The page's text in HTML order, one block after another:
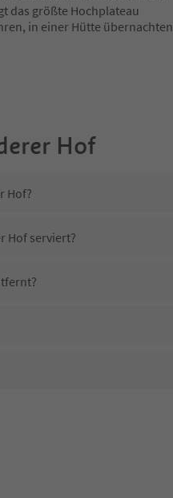
das größte Hochplateau
in einer Hütte übernachten
Hof
Hof?
Hof serviert?